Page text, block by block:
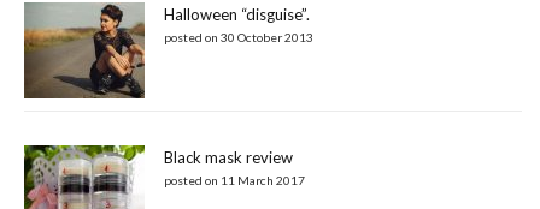
Halloween “disguise”.
posted on 30 October 2013
Black mask review
posted on 11 March 2017